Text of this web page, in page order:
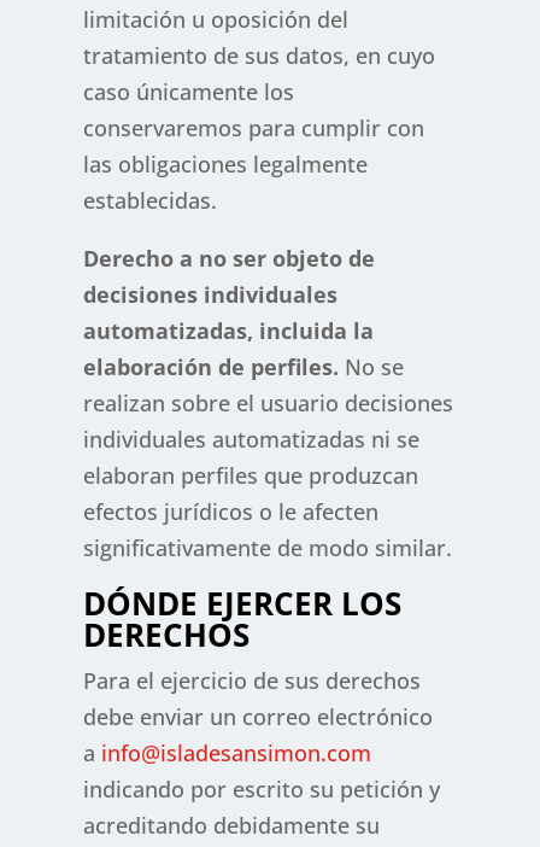
limitación u oposición del
tratamiento de sus datos, en cuyo
caso únicamente los
conservaremos para cumplir con
las obligaciones legalmente
establecidas.
Derecho a no ser objeto de
decisiones individuales
automatizadas, incluida la
elaboración de perfiles. No se
realizan sobre el usuario decisiones
individuales automatizadas ni se
elaboran perfiles que produzcan
efectos jurídicos o le afecten
significativamente de modo similar.
DÓNDE EJERCER LOS
DERECHOS
Para el ejercicio de sus derechos
debe enviar un correo electrónico
a info@isladesansimon.com
indicando por escrito su petición y
acreditando debidamente su